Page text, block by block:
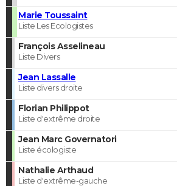
Marie Toussaint
Liste Les Ecologistes
François Asselineau
Liste Divers
Jean Lassalle
Liste divers droite
Florian Philippot
Liste d'extrême droite
Jean Marc Governatori
Liste écologiste
Nathalie Arthaud
Liste d'extrême-gauche